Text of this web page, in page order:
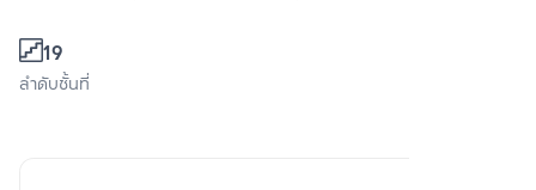
19
ลำดับชั้นที่